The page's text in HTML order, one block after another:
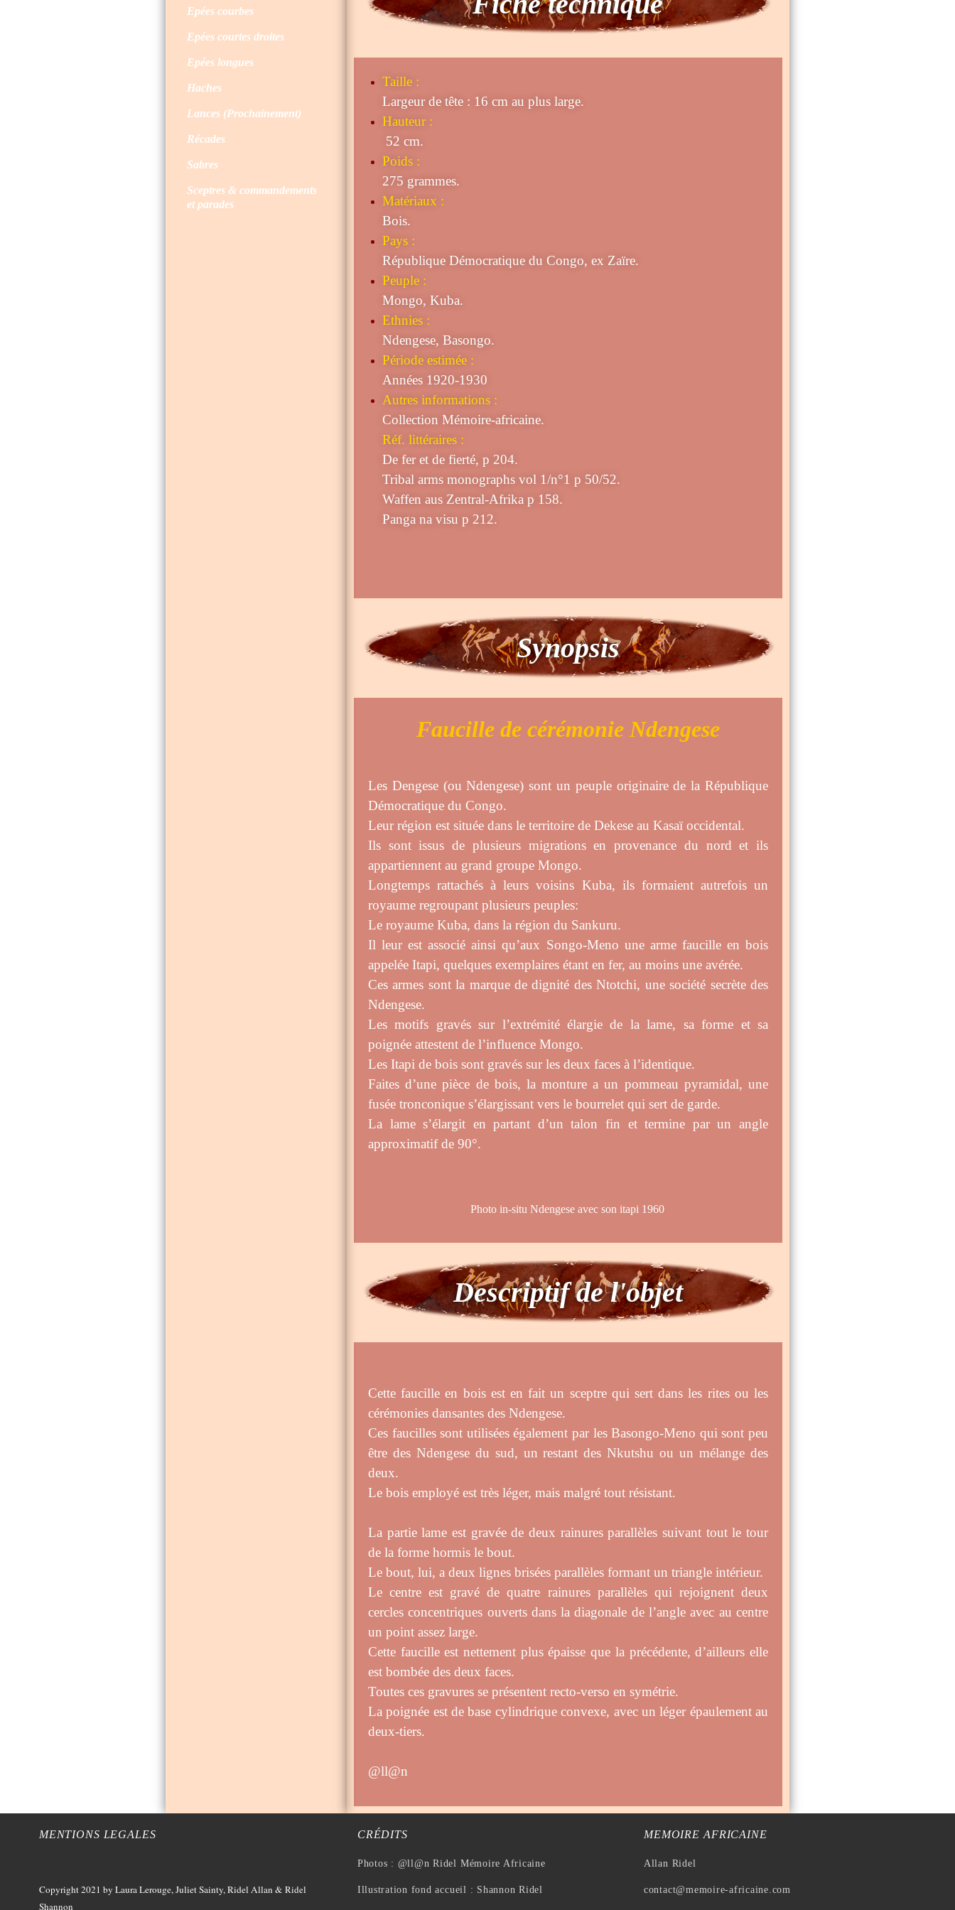
Epées courbes
Epées courtes droites
Epées longues
Haches
Lances (Prochainement)
Récades
Sabres
Sceptres & commandements
et parades
Taille:
Largeur de tête : 16 cm au plus large.
Hauteur :
52 cm.
Poids :
275 grammes.
Matériaux :
Bois.
Pays :
République Démocratique du Congo, ex Zaïre.
Peuple :
Mongo, Kuba.
Ethnies :
Ndengese, Basongo.
Période estimée :
Années 1920-1930
Autres informations :
Collection Mémoire-africaine.
Réf. littéraires :
De fer et de fierté, p 204.
Tribal arms monographs vol 1/n°1 p 50/52.
Waffen aus Zentral-Afrika p 158.
Panga na visu p 212.
Synopsis
Faucille de cérémonie Ndengese
Les Dengese (ou Ndengese) sont un peuple originaire de la République
Démocratique du Congo.
Leur région est située dans le territoire de Dekese au Kasaï occidental.
Ils sont issus de plusieurs migrations en provenance du nord et ils
appartiennent au grand groupe Mongo.
Longtemps rattachés à leurs voisins Kuba, ils formaient autrefois un
royaume regroupant plusieurs peuples:
Le royaume Kuba, dans la région du Sankuru.
Il leur est associé ainsi qu’aux Songo-Meno une arme faucille en bois
appelée Itapi, quelques exemplaires étant en fer, au moins une avérée.
Ces armes sont la marque de dignité des Ntotchi, une société secrète des
Ndengese.
Les motifs gravés sur l’extrémité élargie de la lame, sa forme et sa
poignée attestent de l’influence Mongo.
Les Itapi de bois sont gravés sur les deux faces à l’identique.
Faites d’une pièce de bois, la monture a un pommeau pyramidal, une
fusée tronconique s’élargissant vers le bourrelet qui sert de garde.
La lame s’élargit en partant d’un talon fin et termine par un angle
approximatif de 90°.
Photo in-situ Ndengese avec son itapi 1960
Descriptif de l'objet
Cette faucille en bois est en fait un sceptre qui sert dans les rites ou les
cérémonies dansantes des Ndengese.
Ces faucilles sont utilisées également par les Basongo-Meno qui sont peu
être des Ndengese du sud, un restant des Nkutshu ou un mélange des
deux.
Le bois employé est très léger, mais malgré tout résistant.
La partie lame est gravée de deux rainures parallèles suivant tout le tour
de la forme hormis le bout.
Le bout, lui, a deux lignes brisées parallèles formant un triangle intérieur.
Le centre est gravé de quatre rainures parallèles qui rejoignent deux
cercles concentriques ouverts dans la diagonale de l’angle avec au centre
un point assez large.
Cette faucille est nettement plus épaisse que la précédente, d’ailleurs elle
est bombée des deux faces.
Toutes ces gravures se présentent recto-verso en symétrie.
La poignée est de base cylindrique convexe, avec un léger épaulement au
deux-tiers.
@ll@n
MENTIONS LEGALES
Copyright 2021 by Laura Lerouge, Juliet Sainty, Ridel Allan & Ridel
Shannon
CRÉDITS
Photos : @ll@n Ridel Mémoire Africaine
Illustration fond accueil : Shannon Ridel
MEMOIRE AFRICAINE
Allan Ridel
contact@memoire-africaine.com